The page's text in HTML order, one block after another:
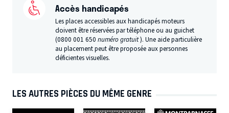
Accès handicapés
Les places accessibles aux handicapés moteurs
doivent être réservées par téléphone ou au guichet
(0800 001 650numéro gratuit). Une aide particulière
au placement peut être proposée aux personnes
déficientes visuelles.
LES AUTRES PIÈCES DU MÊME GENRE